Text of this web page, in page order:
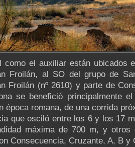
como el auxiliar están ubicados
Froilán, al SO del grupo de
Froilán (nº 2610) y parte de
se benefició principalmente
época romana, de una corrida
que osciló entre los 6 y los 17
máxima de 700 m, y otros
Consecuencia, Cruzante, A, B y